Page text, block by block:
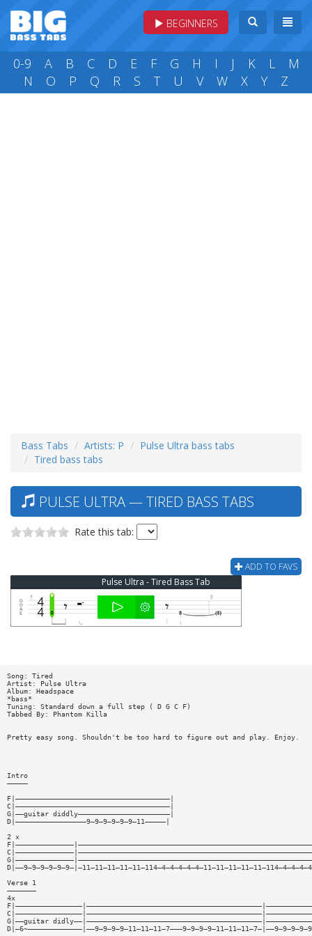
BEGINNERS
0-9 A B C D E F G H I J K L
M
N
O P Q R S T U V W X Y Z
Bass Tabs Artists: P
Pulse Ultra bass tabs
Tired bass tabs
PULSE ULTRA — TIRED BASS TABS
Rate this tab:
ADD TO FAVS
Pulse Ultra - Tired Bass Tab
Song: Tired
Artist: Pulse Ultra
Album: Headspace
*bass*
Tuning: Standard down a full step ( D G C F)
Tabbed By: Phantom Killa
Pretty easy song. Shouldn't be too hard to figure out and play. Enjoy.
Intro
—————
F|—————————————————————————————————————|
C|—————————————————————————————————————|
G|——guitar diddly——————————————————————|
D|—————————————————9—9—9—9—9—9—11—————|
2 x
Verse 1
———————
4x
G|——guitar